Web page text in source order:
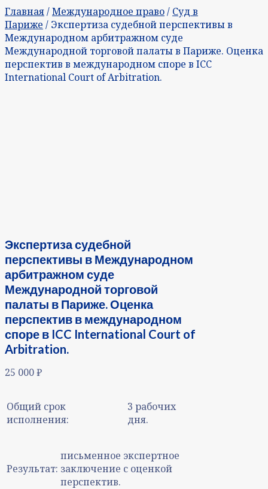
Главная/Международное право/ Суд в
Париже / Экспертиза судебной перспективы в
Международном арбитражном суде
Международной торговой палаты в Париже. Оценка
перспектив в международном споре в ICC
International Court of Arbitration.
Экспертиза судебной
перспективы в Международном
арбитражном суде
Международной торговой
палаты в Париже. Оценка
перспектив в международном
споре в ICC International Court of
Arbitration.
25 000₽
Общий срок
исполнения:
3 рабочих
дня.
Результат:
письменное экспертное
заключение с оценкой
перспектив.